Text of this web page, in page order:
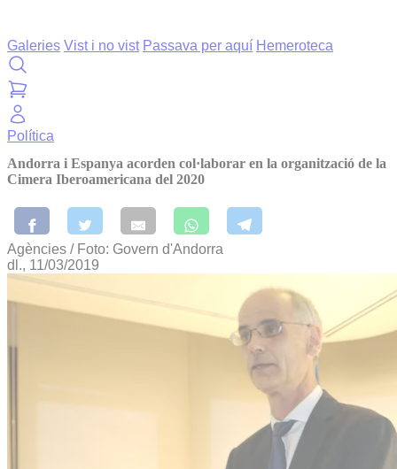
Galeries Vist i no vist Passava per aquí Hemeroteca
Política
Andorra i Espanya acorden col·laborar en la organització de la
Cimera Iberoamericana del 2020
Agències / Foto: Govern d'Andorra
dl., 11/03/2019